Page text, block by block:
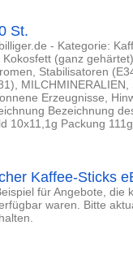
St.
- Kategorie:
(ganz
Stabilisatoren
MILCHMINERALIEN,
Erzeugnisse,
Bezeichnung
10x11,1g Packung
Kaffee-Sticks
für Angebote, die
waren. Bitte